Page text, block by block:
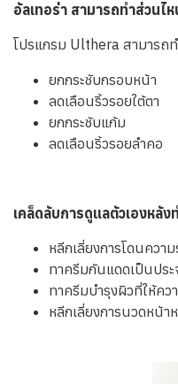
อัลเทอร่า สามารถทำส่วนไ
โปรแกรม Ulthera สามารถ
ยกกระชับกรอบหน้า
ลดเลือนริ้วรอยใต้ตา
ยกกระชับแก้ม
ลดเลือนริ้วรอยลำคอ
เคล็ดลับการดูแลตัวเองหลัง
หลีกเลี่ยงการโดนควา
ทาครีมกันแดดเป็นประ
ทาครีมบำรุงผิวที่ให้คว
หลีกเลี่ยงการนวดหน้า